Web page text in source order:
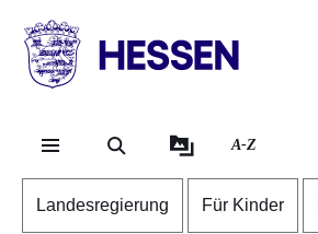
HESSEN
Landesregierung
A-Z
Landesregierung Für Kinder